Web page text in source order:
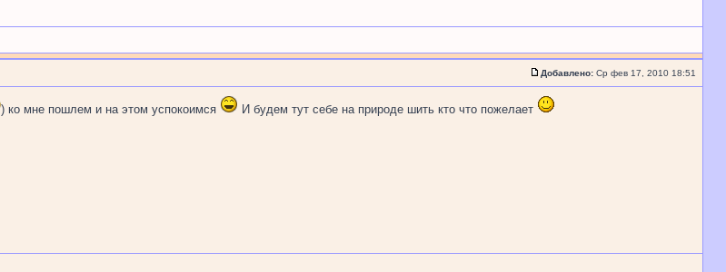
Добавлено: Ср фев 17, 2010 18:51
) ко мне пошлем и на этом успокоимся И будем тут себе на природе шить кто что пожелает